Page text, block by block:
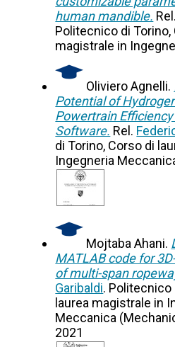
human mandible. Rel.
Politecnico di Torino,
magistrale in
Oliviero Agnelli.
Potential of
Powertrain
Software. Rel.
di Torino, Corso di
Ingegneria
Mojtaba Ahani.
MATLAB code for
of multi-span
Garibaldi. Politecnico
laurea magistrale in
Meccanica
2021